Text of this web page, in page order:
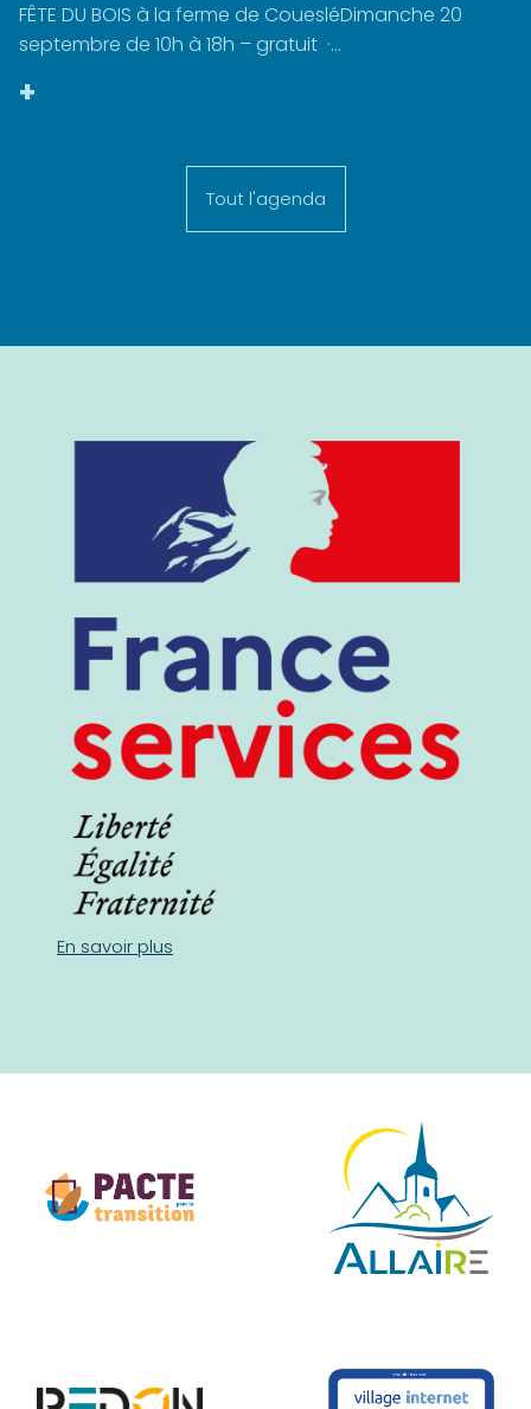
FÊTE DU BOIS à la ferme de CouesléDimanche 20
septembre de 10h à 18h – gratuit ·...
+
Tout l'agenda
En savoir plus